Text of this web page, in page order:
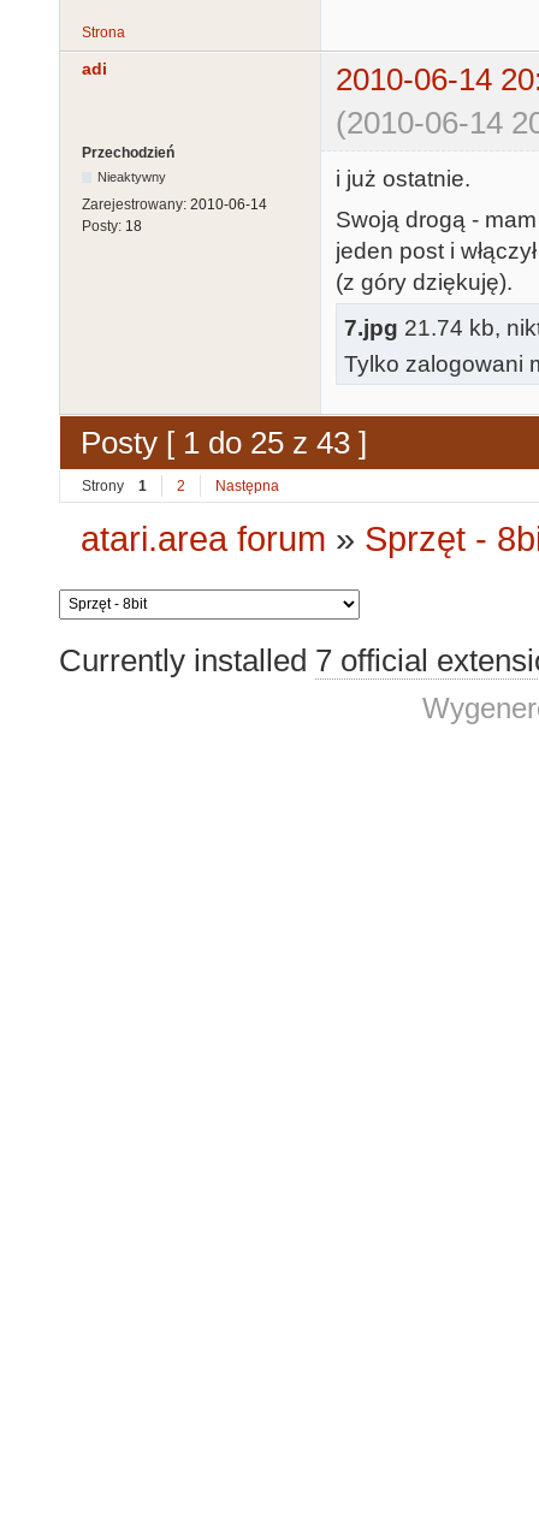
Strona
adi
2010-06-14
(2010-06-14
Przechodzień
Nieaktywny
Zarejestrowany: 2010-06-14
Posty: 18
i już ostatnie.
Swoją drogą -
jeden post i
(z góry dziękuję).
7.jpg 21.74 kb,
Tylko zalogowani
Posty [ 1 do 25 z 43 ]
Strony 1 2 Następna
atari.area forum » Sprzęt -
Currently installed 7 official